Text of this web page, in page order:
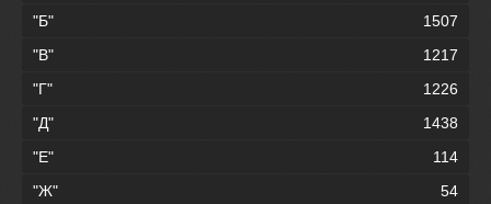
"Б"
1507
"В"
1217
"Г"
1226
"Д"
1438
"Е"
114
"Ж"
54